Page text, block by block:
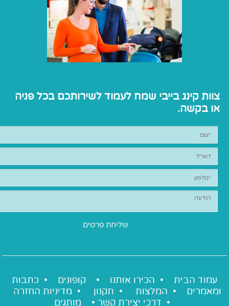
צוות קינג בייבי שמח לעמוד לשירותכם בכל פניה
או בקשה.
עמוד הבית • הכירו אותנו • קופונים • כתבות
ומאמרים • המלצות • תקנון • מדיניות החזרה
• דרכי יצירת קשר • מותגים